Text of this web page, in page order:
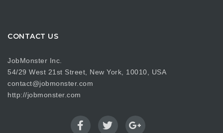
CONTACT US
JobMonster Inc.
54/29 West 21st Street, New York, 10010, USA
contact@jobmonster.com
http://jobmonster.com